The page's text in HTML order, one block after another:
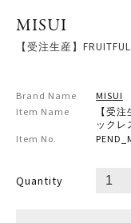
MISUI
【受注生産】
Brand Name
MISUI
Item Name
【受
ックレ
Item No.
Quantity